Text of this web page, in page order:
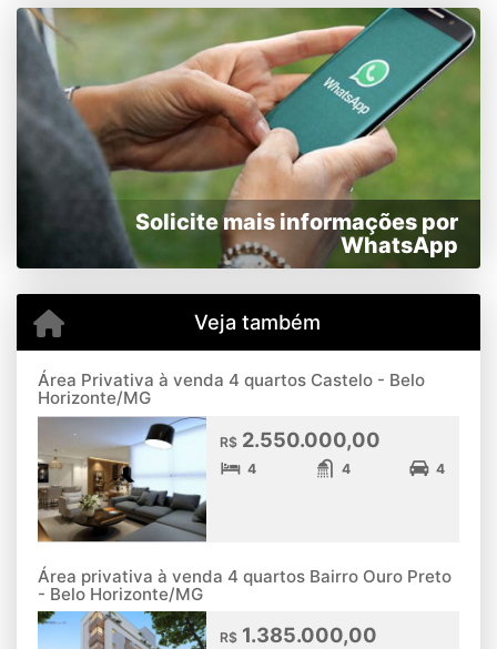
Solicite mais informações por
WhatsApp
Veja também
Área Privativa à venda 4 quartos Castelo - Belo
Horizonte/MG
R$ 2.550.000,00
4 4 4
Área privativa à venda 4 quartos Bairro Ouro Preto
- Belo Horizonte/MG
R$ 1.385.000,00